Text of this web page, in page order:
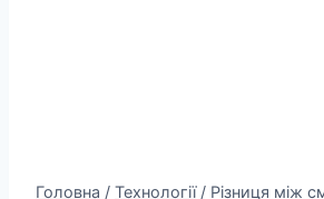
Головна / Технології / Різниця між